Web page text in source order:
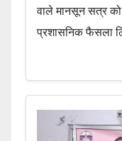
वाले मानसून सत्र को
प्रशासनिक फैसला